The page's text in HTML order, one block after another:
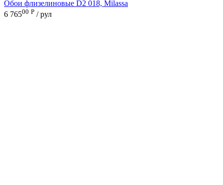
Обои флизелиновые D2 018, Milassa
6 76500 Р / рул